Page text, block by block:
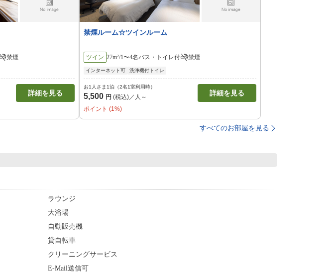
禁煙
詳細を見る
禁煙ルーム☆ツインルーム
ツイン 27m²/1〜4名バス・トイレ付 禁煙
インターネット可 洗浄機付トイレ
お1人さま1泊（2名1室利用時）
5,500 円 (税込)／人～ 詳細を見る
ポイント (1%)
すべてのお部屋を見る
ラウンジ
大浴場
自動販売機
貸自転車
クリーニングサービス
E-Mail送信可